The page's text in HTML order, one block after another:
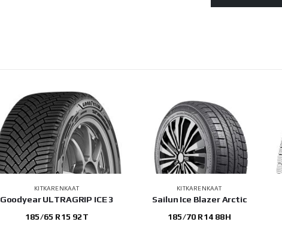
KITKARENKAAT
Goodyear ULTRAGRIP ICE 3
185/65 R15 92T
KITKARENKAAT
Sailun Ice Blazer Arctic
185/70 R14 88H